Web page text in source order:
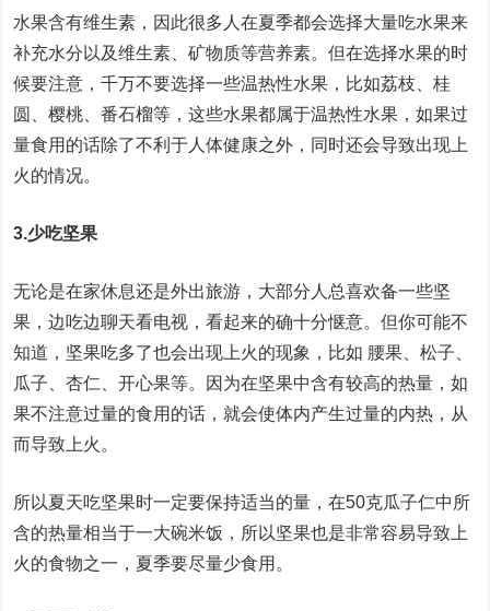
水果含有维生素，因此很多人在夏季都会选择大量吃水果来
补充水分以及维生素、矿物质等营养素。但在选择水果的时
候要注意，千万不要选择一些温热性水果，比如荔枝、桂
圆、樱桃、番石榴等，这些水果都属于温热性水果，如果过
量食用的话除了不利于人体健康之外，同时还会导致出现上
火的情况。
3.少吃坚果
无论是在家休息还是外出旅游，大部分人总喜欢备一些坚
果，边吃边聊天看电视，看起来的确十分惬意。但你可能不
知道，坚果吃多了也会出现上火的现象，比如 腰果、松子、
瓜子、杏仁、开心果等。因为在坚果中含有较高的热量，如
果不注意过量的食用的话，就会使体内产生过量的内热，从
而导致上火。
所以夏天吃坚果时一定要保持适当的量，在50克瓜子仁中所
含的热量相当于一大碗米饭，所以坚果也是非常容易导致上
火的食物之一，夏季要尽量少食用。